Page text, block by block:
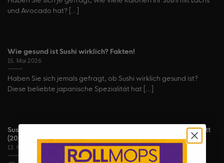
und Avocado hat? [...]
Wie gesund ist Sushi wirklich? Fakten!
15. Mai 2026
Haben Sie sich jemals gefragt, ob Sushi wirklich gesund ist?
Diese beliebte japanische Spezialität hat [...]
Sushi to go Hamburg – Frisch abholen am Hbf mit 15% Rabatt
(2026)
13. Mai 2026